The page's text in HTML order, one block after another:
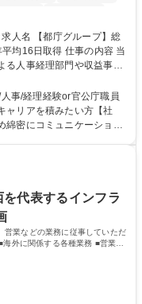
あり
仕事の内容 当
る人事経理部門や収益事業
お任せいたします。研修
【業務詳細】■
に係る管理業務 ■収益部
広場の「イベントコーナ
後は上記いずれかの部門
庁グル
有給年平均16日取得
事/経理経験or官公庁職員
ャリアを積みたい方【社
綿密にコミュニケーション
なプロジェクト：駐車場
兼ねた広告「ブライトサ
出す活動を積極的に行って
代表するインフラ
営業などの業務に従事していただ
外に関係する各種業務 ■営業部